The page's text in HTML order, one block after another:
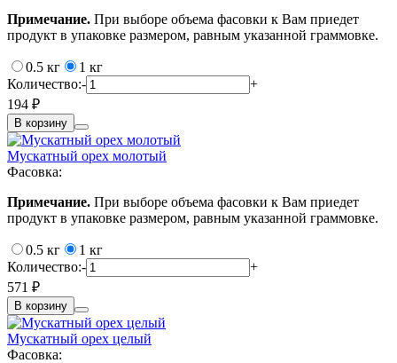
Примечание. При выборе объема фасовки к Вам приедет
продукт в упаковке размером, равным указанной граммовке.
0.5 кг
1 кг
Количество:-
+
194 ₽
В корзину
Мускатный орех молотый
Фасовка:
Примечание. При выборе объема фасовки к Вам приедет
продукт в упаковке размером, равным указанной граммовке.
0.5 кг
1 кг
Количество:-
+
571 ₽
В корзину
Мускатный орех целый
Фасовка: